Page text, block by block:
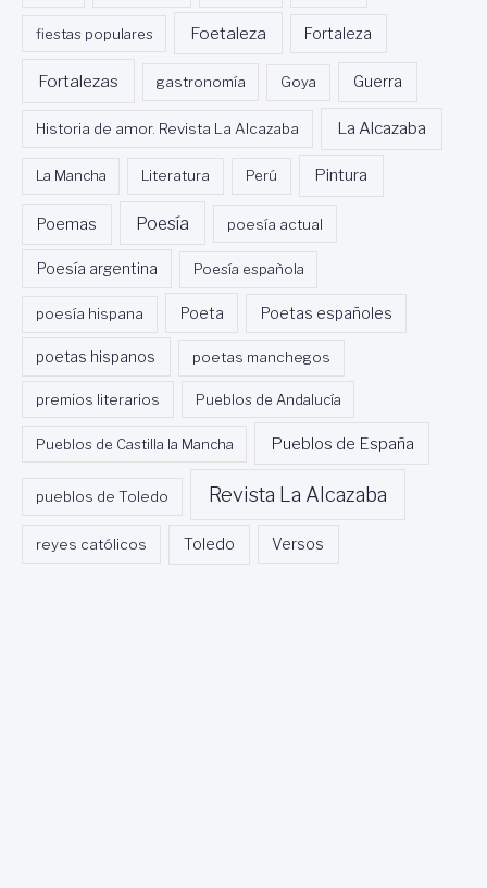
fiestas populares Foetaleza Fortaleza
Fortalezas gastronomía Goya Guerra
Historia de amor. Revista La Alcazaba La Alcazaba
La Mancha Literatura Perú Pintura
Poemas Poesía poesía actual
Poesía argentina Poesía española
poesía hispana Poeta Poetas españoles
poetas hispanos poetas manchegos
premios literarios Pueblos de Andalucía
Pueblos de Castilla la Mancha Pueblos de España
pueblos de Toledo Revista La Alcazaba
reyes católicos Toledo Versos